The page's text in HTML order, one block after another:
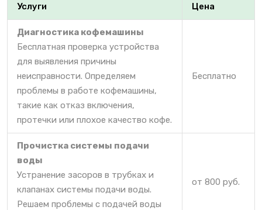
Услуги Цена
Диагностика кофемашины
Бесплатная проверка устройства
для выявления причины
неисправности. Определяем
проблемы в работе кофемашины,
такие как отказ включения,
протечки или плохое качество кофе.
Бесплатно
Прочистка системы подачи
воды
Устранение засоров в трубках и
клапанах системы подачи воды.
Решаем проблемы с подачей воды
от 800 руб.